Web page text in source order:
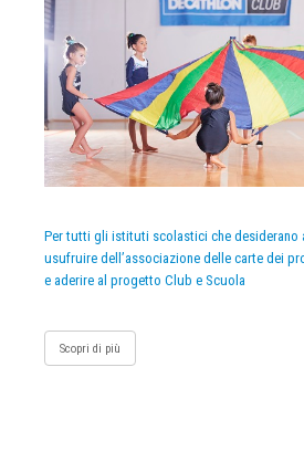
Per tutti gli istituti scolastici che desiderano
usufruire dell’associazione delle carte dei
e aderire al progetto Club e Scuola
Scopri di più